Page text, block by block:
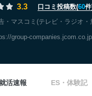
3.3 口コミ投稿数(60
・マスコミ(テレビ・ラジオ・
group-
活速報 ES・体験記